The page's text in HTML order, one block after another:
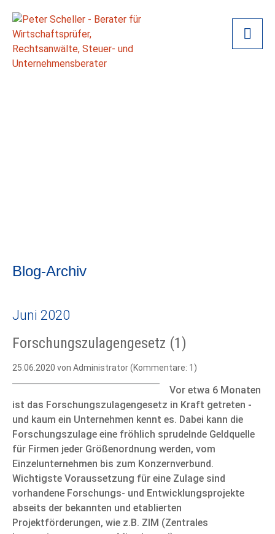
Blog-Archiv
Juni 2020
Forschungszulagengesetz (1)
25.06.2020 von Administrator (Kommentare: 1)
Vor etwa 6 Monaten
ist das Forschungszulagengesetz in Kraft getreten -
und kaum ein Unternehmen kennt es. Dabei kann die
Forschungszulage eine fröhlich sprudelnde Geldquelle
für Firmen jeder Größenordnung werden, vom
Einzelunternehmen bis zum Konzernverbund.
Wichtigste Voraussetzung für eine Zulage sind
vorhandene Forschungs- und Entwicklungsprojekte
abseits der bekannten und etablierten
Projektförderungen, wie z.B. ZIM (Zentrales